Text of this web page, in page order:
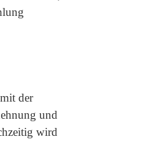
der
und
wird